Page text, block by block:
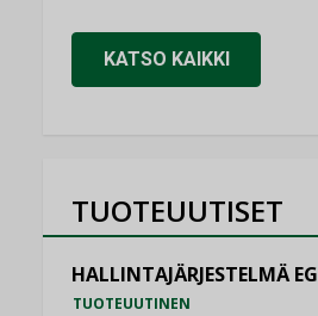
KATSO KAIKKI
TUOTEUUTISET
HALLINTAJÄRJESTELMÄ EG
TUOTEUUTINEN